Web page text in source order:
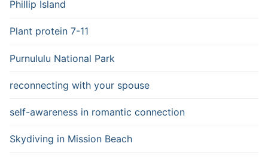
Phillip Island
Plant protein 7-11
Purnululu National Park
reconnecting with your spouse
self-awareness in romantic connection
Skydiving in Mission Beach